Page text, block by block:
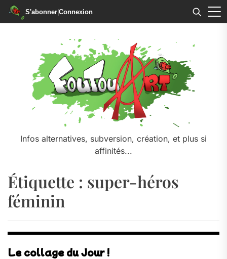
S'abonner|Connexion
Infos alternatives, subversion, création, et plus si
affinités...
Étiquette : super-héros
féminin
Le collage du Jour !